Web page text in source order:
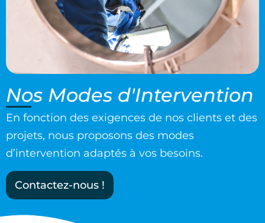
Nos Modes d'Intervention
En fonction des exigences de nos clients et des
projets, nous proposons des modes
d’intervention adaptés à vos besoins.
Contactez-nous !